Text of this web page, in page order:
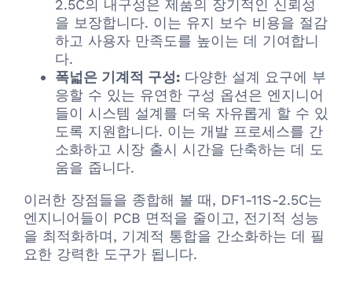
2.5C의 내구성은 제품의 장기적인 신뢰성
을 보장합니다. 이는 유지 보수 비용을 절감
하고 사용자 만족도를 높이는 데 기여합니
다.
폭넓은 기계적 구성: 다양한 설계 요구에 부
응할 수 있는 유연한 구성 옵션은 엔지니어
들이 시스템 설계를 더욱 자유롭게 할 수 있
도록 지원합니다. 이는 개발 프로세스를 간
소화하고 시장 출시 시간을 단축하는 데 도
움을 줍니다.
이러한 장점들을 종합해 볼 때, DF1-11S-2.5C는
엔지니어들이 PCB 면적을 줄이고, 전기적 성능
을 최적화하며, 기계적 통합을 간소화하는 데 필
요한 강력한 도구가 됩니다.